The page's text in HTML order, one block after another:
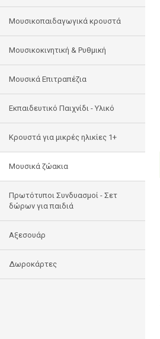
Μουσικοπαιδαγωγικά κρουστά
Μουσικοκινητική & Ρυθμική
Μουσικά Επιτραπέζια
Εκπαιδευτικό Παιχνίδι - Υλικό
Κρουστά για μικρές ηλικίες 1+
Mουσικά ζώακια
Πρωτότυποι Συνδυασμοί - Σετ
δώρων για παιδιά
Αξεσουάρ
Δωροκάρτες